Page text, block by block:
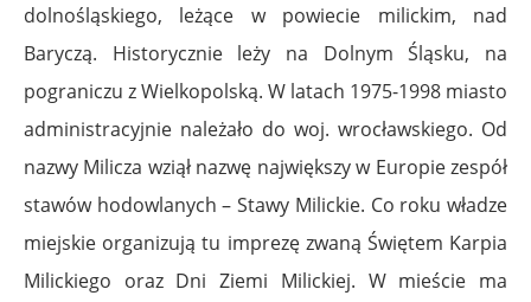
dolnośląskiego, leżące w powiecie milickim, nad
Baryczą. Historycznie leży na Dolnym Śląsku, na
pograniczu z Wielkopolską. W latach 1975-1998 miasto
administracyjnie należało do woj. wrocławskiego. Od
nazwy Milicza wziął nazwę największy w Europie zespół
stawów hodowlanych – Stawy Milickie. Co roku władze
miejskie organizują tu imprezę zwaną Świętem Karpia
Milickiego oraz Dni Ziemi Milickiej. W mieście ma